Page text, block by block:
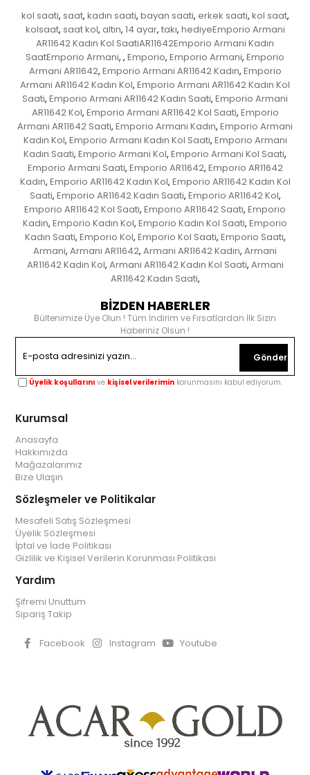
kol saati, saat, kadın saati, bayan saati, erkek saati, kol saat,
kolsaat, saat kol, altın, 14 ayar, takı, hediyeEmporio Armani
AR11642 Kadın Kol SaatiAR11642Emporio Armani Kadın
SaatEmporio Armani, , Emporio, Emporio Armani, Emporio
Armani AR11642, Emporio Armani AR11642 Kadın, Emporio
Armani AR11642 Kadın Kol, Emporio Armani AR11642 Kadın Kol
Saati, Emporio Armani AR11642 Kadın Saati, Emporio Armani
AR11642 Kol, Emporio Armani AR11642 Kol Saati, Emporio
Armani AR11642 Saati, Emporio Armani Kadın, Emporio Armani
Kadın Kol, Emporio Armani Kadın Kol Saati, Emporio Armani
Kadın Saati, Emporio Armani Kol, Emporio Armani Kol Saati,
Emporio Armani Saati, Emporio AR11642, Emporio AR11642
Kadın, Emporio AR11642 Kadın Kol, Emporio AR11642 Kadın Kol
Saati, Emporio AR11642 Kadın Saati, Emporio AR11642 Kol,
Emporio AR11642 Kol Saati, Emporio AR11642 Saati, Emporio
Kadın, Emporio Kadın Kol, Emporio Kadın Kol Saati, Emporio
Kadın Saati, Emporio Kol, Emporio Kol Saati, Emporio Saati,
Armani, Armani AR11642, Armani AR11642 Kadın, Armani
AR11642 Kadın Kol, Armani AR11642 Kadın Kol Saati, Armani
AR11642 Kadın Saati,
BİZDEN HABERLER
Bültenimize Üye Olun ! Tüm İndirim ve Fırsatlardan İlk Sizin
Haberiniz Olsun !
Gönder
Üyelik koşullarını ve kişisel verilerimin korunmasını kabul ediyorum.
Kurumsal
Anasayfa
Hakkımızda
Mağazalarımız
Bize Ulaşın
Sözleşmeler ve Politikalar
Mesafeli Satış Sözleşmesi
Üyelik Sözleşmesi
İptal ve İade Politikası
Gizlilik ve Kişisel Verilerin Korunması Politikası
Yardım
Şifremi Unuttum
Sipariş Takip
Facebook Instagram Youtube